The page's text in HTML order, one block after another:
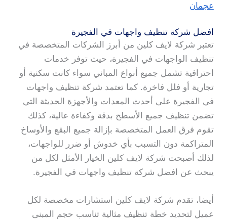
عجمان
افضل شركة تنظيف واجهات في الفجيرة
تعتبر شركة لايف كلين من أبرز الشركات المتخصصة في
تنظيف الواجهات في الفجيرة، حيث توفر خدمات
احترافية تشمل جميع أنواع المباني سواء كانت سكنية أو
تجارية أو فلل فاخرة. كما تعتمد شركة تنظيف واجهات
في الفجيرة على أحدث المعدات والأجهزة الحديثة التي
تضمن تنظيف جميع الأسطح بدقة وكفاءة عالية، كذلك
تقوم فرق العمل المتخصصة بإزالة جميع البقع والأوساخ
المتراكمة دون التسبب بأي خدوش أو ضرر للواجهات،
لذلك أصبحت شركة لايف كلين الخيار الأمثل لكل من
يبحث عن افضل شركة تنظيف واجهات في الفجيرة.
أيضا، تقدم شركة لايف كلين استشارات مخصصة لكل
عميل لتحديد خطة تنظيف مثالية تناسب حجم المبنى